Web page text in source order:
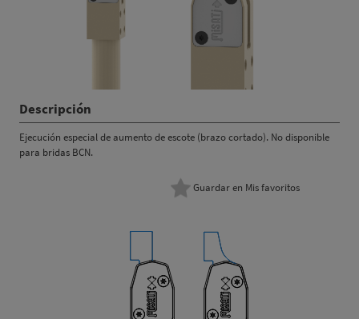
Descripción
Ejecución especial de aumento de escote (brazo cortado). No disponible
para bridas BCN.
Guardar en Mis favoritos